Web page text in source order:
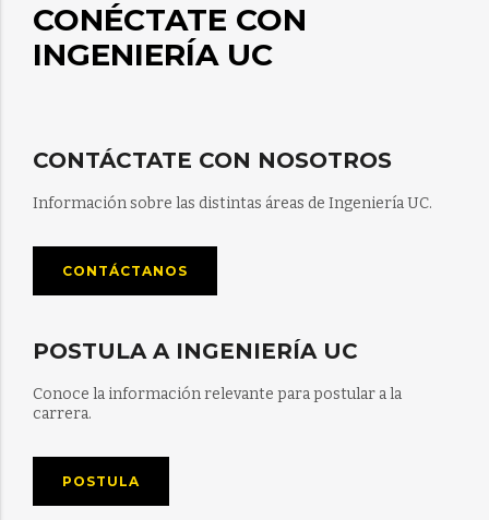
CONÉCTATE CON
INGENIERÍA UC
CONTÁCTATE CON NOSOTROS
Información sobre las distintas áreas de Ingeniería UC.
CONTÁCTANOS
POSTULA A INGENIERÍA UC
Conoce la información relevante para postular a la
carrera.
POSTULA